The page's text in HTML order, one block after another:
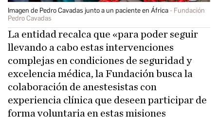
Imagen de Pedro Cavadas junto a un paciente en África
Fundación
Pedro Cavadas
La entidad recalca que «para poder seguir
llevando a cabo estas intervenciones
complejas en condiciones de seguridad y
excelencia médica, la Fundación busca la
colaboración de anestesistas con
experiencia clínica que deseen participar de
forma voluntaria en estas misiones